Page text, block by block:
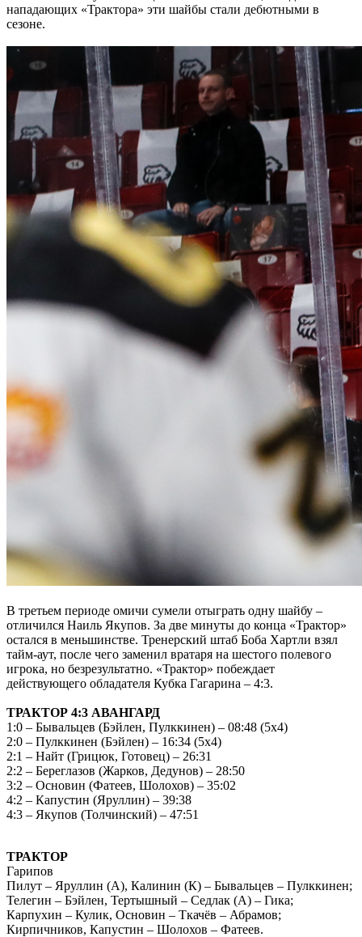
нападающих «Трактора» эти шайбы стали дебютными в
сезоне.
В третьем периоде омичи сумели отыграть одну шайбу –
отличился Наиль Якупов. За две минуты до конца «Трактор»
остался в меньшинстве. Тренерский штаб Боба Хартли взял
тайм-аут, после чего заменил вратаря на шестого полевого
игрока, но безрезультатно. «Трактор» побеждает
действующего обладателя Кубка Гагарина – 4:3.
ТРАКТОР 4:3 АВАНГАРД
1:0 – Бывальцев (Бэйлен, Пулккинен) – 08:48 (5х4)
2:0 – Пулккинен (Бэйлен) – 16:34 (5х4)
2:1 – Найт (Грицюк, Готовец) – 26:31
2:2 – Береглазов (Жарков, Дедунов) – 28:50
3:2 – Основин (Фатеев, Шолохов) – 35:02
4:2 – Капустин (Яруллин) – 39:38
4:3 – Якупов (Толчинский) – 47:51
ТРАКТОР
Гарипов
Пилут – Яруллин (А), Калинин (К) – Бывальцев – Пулккинен;
Телегин – Бэйлен, Тертышный – Седлак (А) – Гика;
Карпухин – Кулик, Основин – Ткачёв – Абрамов;
Кирпичников, Капустин – Шолохов – Фатеев.